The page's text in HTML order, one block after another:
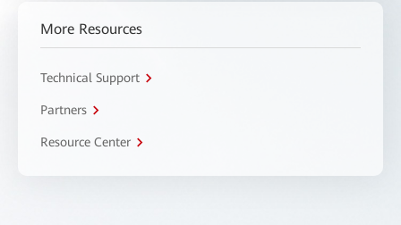
More Resources
Technical Support
Partners
Resource Center